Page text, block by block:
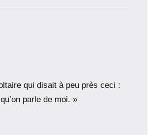
qui disait à peu près ceci :
parle de moi. »